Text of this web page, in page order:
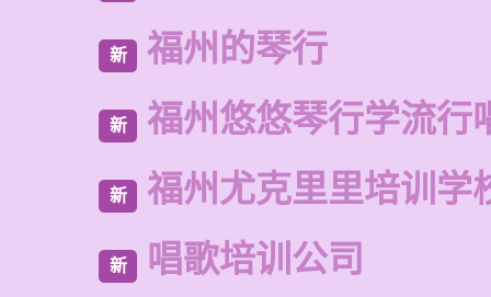
新 福州的琴行
新 福州悠悠琴行学流行
新 福州尤克里里培训学
新 唱歌培训公司